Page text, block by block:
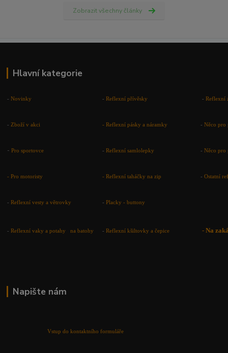
Zobrazit všechny články
Hlavní kategorie
-Novinky -Reflexní přívěsky -Reflexní
- Zboží v akci -Reflexní pásky a náramky -Něco pro
-Pro sportovce -Reflexní samlolepky -Něco pro
- Pro motoristy -Reflexní taháčky na zip -Ostatní
-Reflexní vesty a větrovky -Placky - buttony
-Reflexní vaky a potahy na batohy -Reflexní kšiltovky a čepice -Na
Napište nám
Vstup do kontaktního formuláře